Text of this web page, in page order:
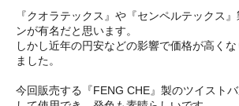
『クオラテックス』や『センペルテックス
ンが有名だと思います。
しかし近年の円安などの影響で価格が高く
ました。
今回販売する『FENG CHE』製のツイスト